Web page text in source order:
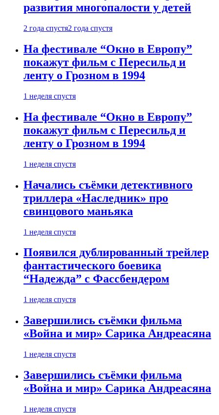
развития многопалости у детей
2 года спустя2 года спустя
На фестивале “Окно в Европу”
покажут фильм с Пересильд и
ленту о Грозном в 1994
1 неделя спустя
На фестивале “Окно в Европу”
покажут фильм с Пересильд и
ленту о Грозном в 1994
1 неделя спустя
Начались съёмки детективного
триллера «Наследник» про
свинцового маньяка
1 неделя спустя
Появился дублированный трейлер
фантастического боевика
“Надежда” с Фассбендером
1 неделя спустя
Завершились съёмки фильма
«Война и мир» Сарика Андреасяна
1 неделя спустя
Завершились съёмки фильма
«Война и мир» Сарика Андреасяна
1 неделя спустя